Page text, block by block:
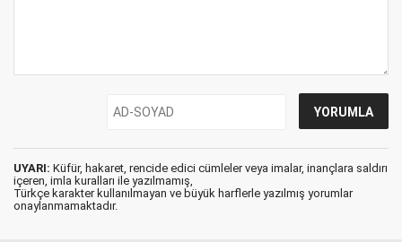
UYARI: Küfür, hakaret, rencide edici cümleler veya imalar, inançlara saldırı
içeren, imla kuralları ile yazılmamış,
Türkçe karakter kullanılmayan ve büyük harflerle yazılmış yorumlar
onaylanmamaktadır.